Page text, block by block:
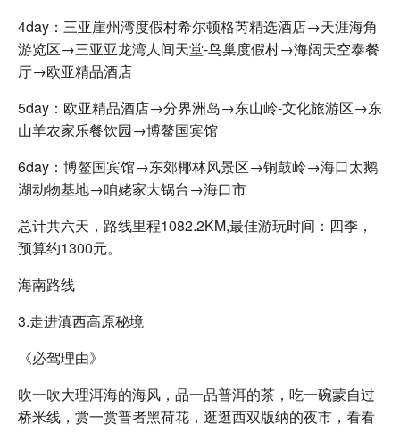
4day：三亚崖州湾度假村希尔顿格芮精选酒店→天涯海角
游览区→三亚亚龙湾人间天堂-鸟巢度假村→海阔天空泰餐
厅→欧亚精品酒店
5day：欧亚精品酒店→分界洲岛→东山岭-文化旅游区→东
山羊农家乐餐饮园→博鳌国宾馆
6day：博鳌国宾馆→东郊椰林风景区→铜鼓岭→海口太鹅
湖动物基地→咱姥家大锅台→海口市
总计共六天，路线里程1082.2KM,最佳游玩时间：四季，
预算约1300元。
海南路线
3.走进滇西高原秘境
《必驾理由》
吹一吹大理洱海的海风，品一品普洱的茶，吃一碗蒙自过
桥米线，赏一赏普者黑荷花，逛逛西双版纳的夜市，看看